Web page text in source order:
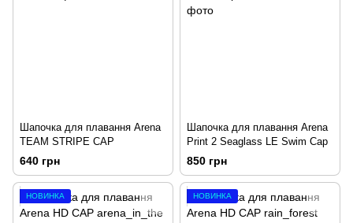
Шапочка для плавання Arena
TEAM STRIPE CAP
640 грн
Шапочка для плавання Arena
Print 2 Seaglass LE Swim Cap
850 грн
НОВИНКА НОВИНКА